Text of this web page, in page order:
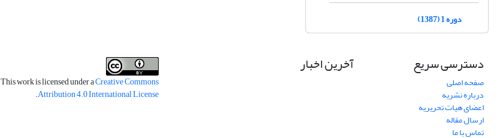
دوره 1 (1387)
دسترسی سریع
صفحه اصلی
درباره نشریه
اعضای هیات تحریریه
ارسال مقاله
تماس با ما
آخرین اخبار
This work is licensed under aCreative Commons
Attribution 4.0 International License
.